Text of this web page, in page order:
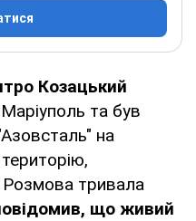
Козацький
та був
на
Розмова тривала
що живий